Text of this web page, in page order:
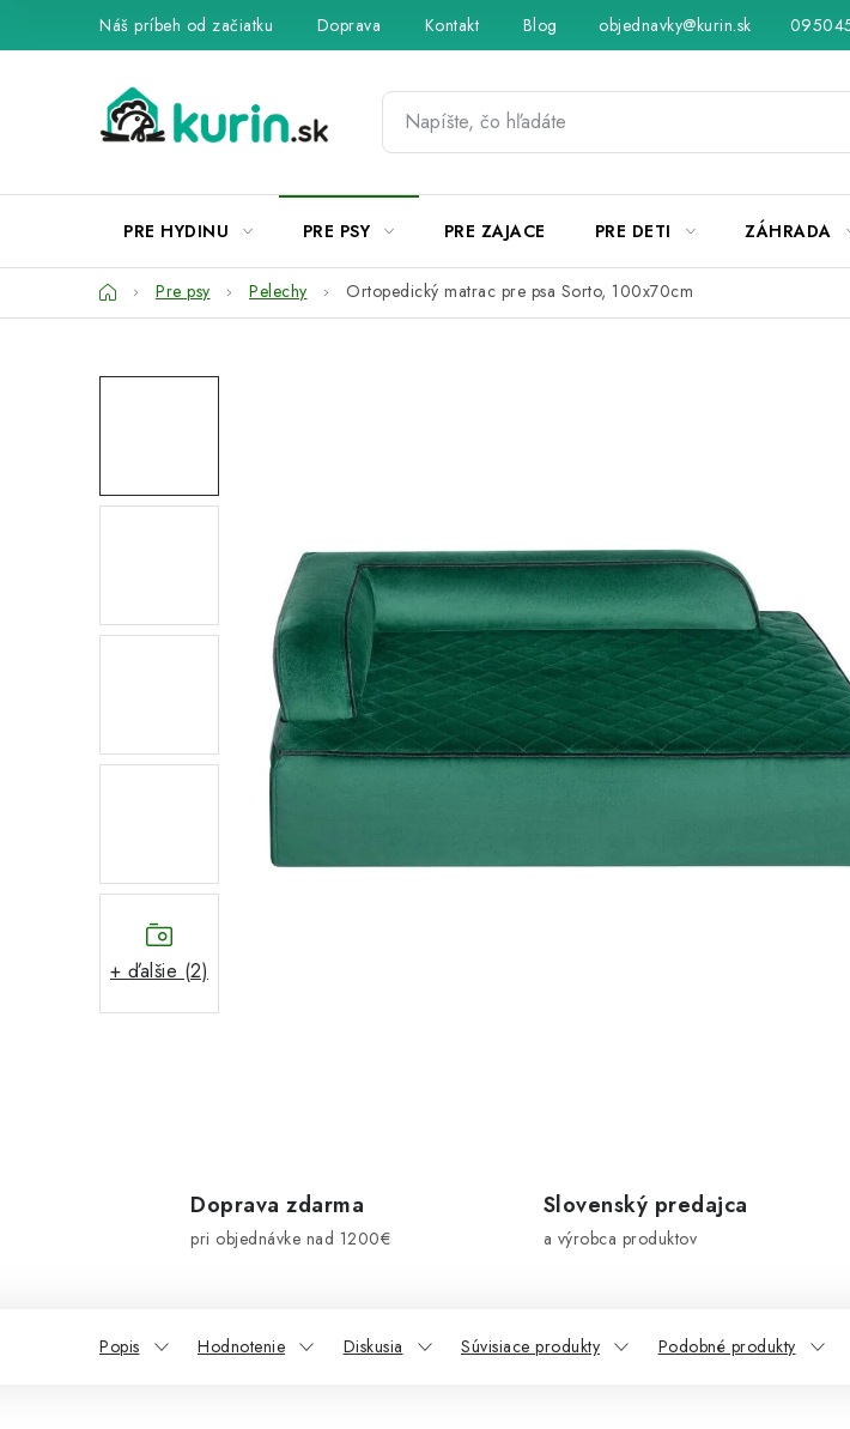
Náš príbeh od začiatku Doprava Kontakt Blog Hodnotenie obchodu
objednavky@kurin.sk
PRE HYDINU PRE PSY PRE ZAJACE PRE DETI ZÁHRADA
DomovPre psy Pelechy Ortopedický matrac pre psa Sorto, 100x70cm
+ ďalšie (2)
Doprava zdarma
pri objednávke nad 1200€
Slovenský predajca
a výrobca produktov
Popis Hodnotenie Diskusia Súvisiace produkty Podobné produkty